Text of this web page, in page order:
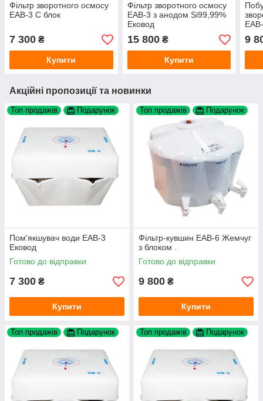
Фільтр зворотного осмосу
ЕАВ-3 С блок
7 300 ₴
Купити
Фільтр зворотного осмосу
ЕАВ-3 з анодом Si99,99%
Ековод
15 800₴
Купити
9
Акційні пропозиції та новинки
Топ продажів Подарунок
Пом'якшувач води ЕАВ-3
Ековод
Готово до відправки
7 300 ₴
Купити
Топ продажів Подарунок
Фільтр-кувшин ЕАВ-6 Жемчуг
з блоком .
Готово до відправки
9 800 ₴
Купити
Топ продажів Подарунок Топ продажів Подарунок